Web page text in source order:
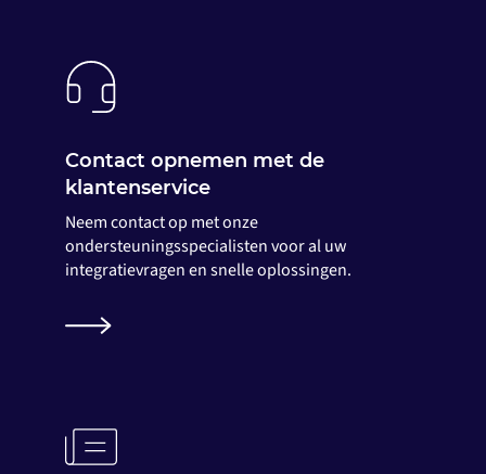
Contact opnemen met de
klantenservice
Neem contact op met onze
ondersteuningsspecialisten voor al uw
integratievragen en snelle oplossingen.